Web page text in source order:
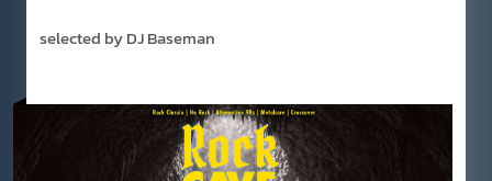
selected by DJ Baseman